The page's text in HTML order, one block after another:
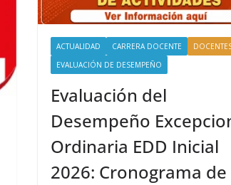
ACTUALIDAD CARRERA DOCENTE
EVALUACIÓN DE DESEMPEÑO
Evaluación del
Desempeño
Ordinaria EDD Inicial
2026: Cronograma de